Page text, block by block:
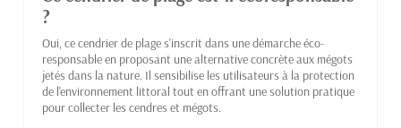
?
Oui, ce cendrier de plage s'inscrit dans une démarche éco-
responsable en proposant une alternative concrète aux mégots
jetés dans la nature. Il sensibilise les utilisateurs à la protection
de l'environnement littoral tout en offrant une solution pratique
pour collecter les cendres et mégots.